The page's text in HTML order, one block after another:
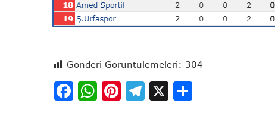
Gönderi Görüntülemeleri: 304
Facebook
WhatsApp
Pinterest
Telegram
X